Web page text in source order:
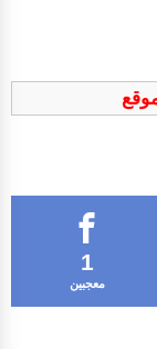
1
معجبين